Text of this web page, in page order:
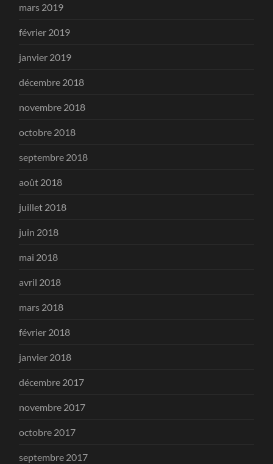
mars 2019
février 2019
janvier 2019
décembre 2018
novembre 2018
octobre 2018
septembre 2018
août 2018
juillet 2018
juin 2018
mai 2018
avril 2018
mars 2018
février 2018
janvier 2018
décembre 2017
novembre 2017
octobre 2017
septembre 2017